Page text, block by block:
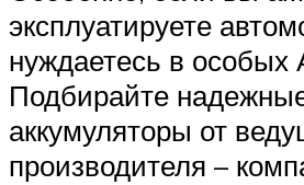
эксплуатируете
нуждаетесь в особых
Подбирайте
аккумуляторы от
производителя –